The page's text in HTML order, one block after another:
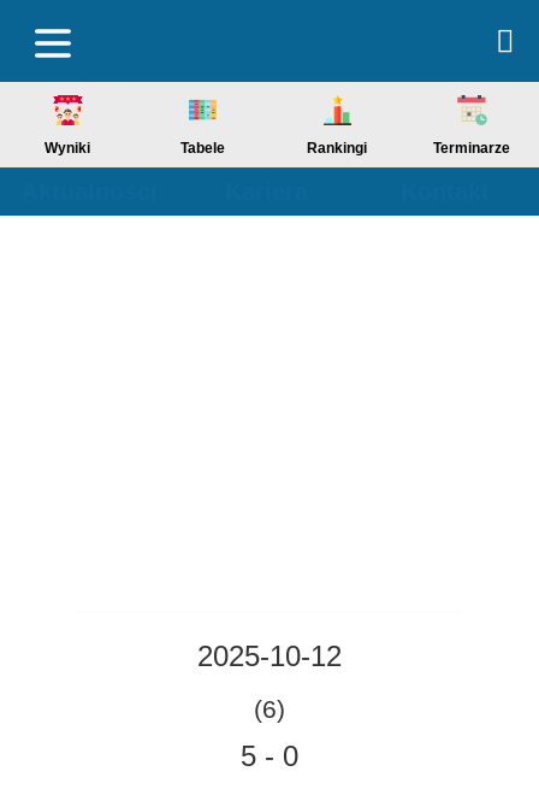
Wyniki Tabele Rankingi Terminarze
2025-10-12
(6)
5 - 0